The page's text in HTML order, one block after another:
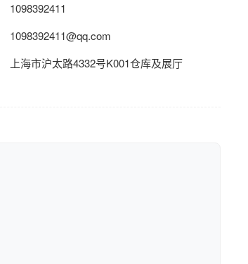
1098392411
1098392411@qq.com
上海市沪太路4332号K001仓库及展厅